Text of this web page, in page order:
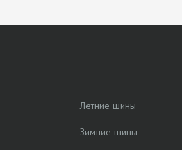
Летние шины
Зимние шины